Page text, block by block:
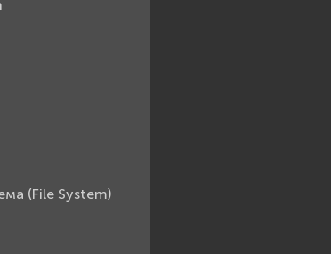
(File System)